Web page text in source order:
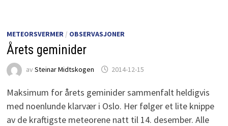
METEORSVERMER/ OBSERVASJONER
Årets geminider
av Steinar Midtskogen 2014-12-15
Maksimum for årets geminider sammenfalt heldigvis
med noenlunde klarvær i Oslo. Her følger et lite knippe
av de kraftigste meteorene natt til 14. desember. Alle